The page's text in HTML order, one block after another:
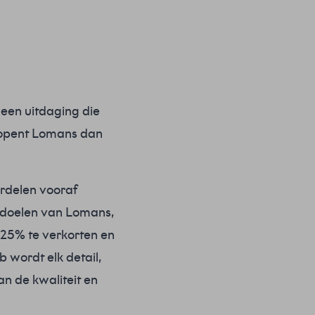
uitdaging die
Lomans dan
vooraf
van Lomans,
te verkorten en
wordt elk detail,
de kwaliteit en